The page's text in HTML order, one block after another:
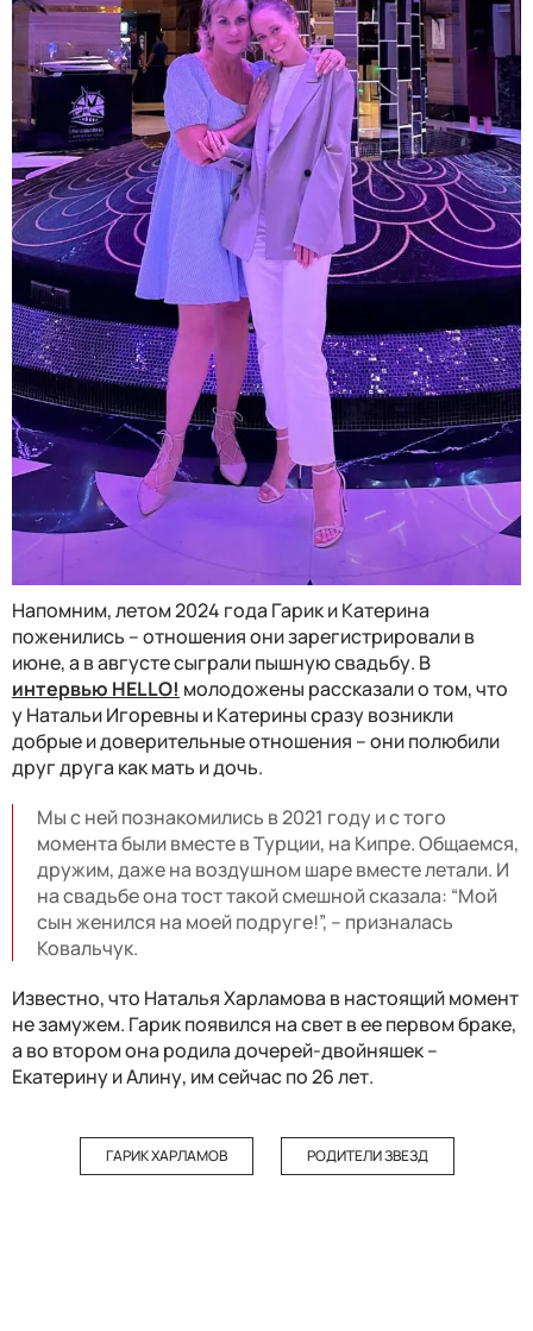
Напомним, летом 2024 года Гарик и Катерина
поженились – отношения они зарегистрировали в
июне, а в августе сыграли пышную свадьбу. В
интервью HELLO! молодожены рассказали о том, что
у Натальи Игоревны и Катерины сразу возникли
добрые и доверительные отношения – они полюбили
друг друга как мать и дочь.
Мы с ней познакомились в 2021 году и с того
момента были вместе в Турции, на Кипре. Общаемся,
дружим, даже на воздушном шаре вместе летали. И
на свадьбе она тост такой смешной сказала: “Мой
сын женился на моей подруге!”, – призналась
Ковальчук.
Известно, что Наталья Харламова в настоящий момент
не замужем. Гарик появился на свет в ее первом браке,
а во втором она родила дочерей-двойняшек –
Екатерину и Алину, им сейчас по 26 лет.
ГАРИК ХАРЛАМОВ РОДИТЕЛИ ЗВЕЗД